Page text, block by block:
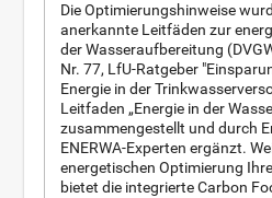
Die Optimierungshinweise
anerkannte Leitfäden zur
der Wasseraufbereitung
Nr. 77, LfU-Ratgeber
Energie in der
Leitfaden „Energie in der
zusammengestellt und durch
ENERWA-Experten ergänzt.
energetischen Optimierung
bietet die integrierte Carbon